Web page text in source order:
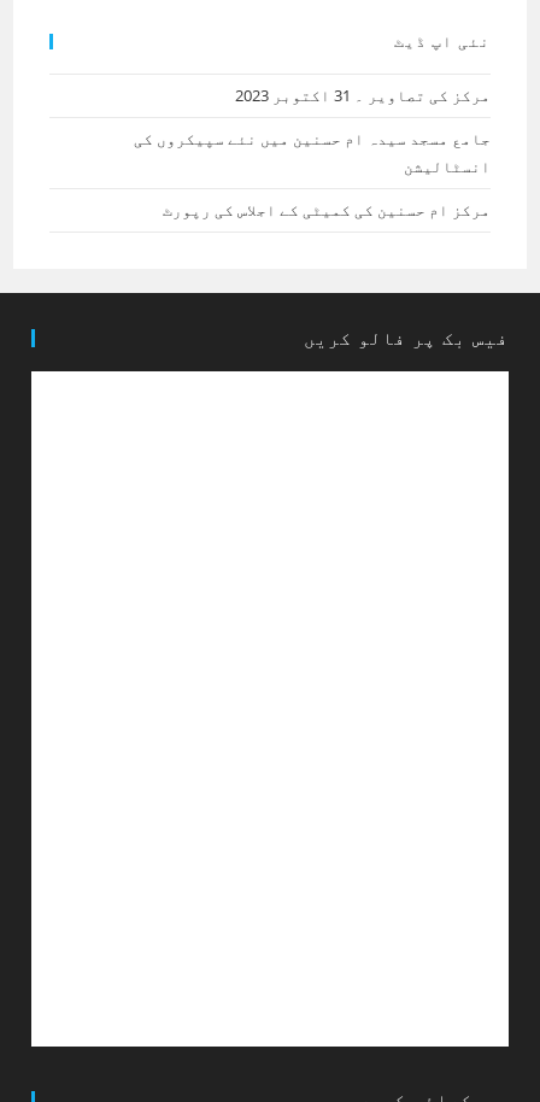
نئی اپ ڈیٹ
مرکز کی تصاویر ۔ 31 اکتوبر 2023
جامع مسجد سیدہ ام حسنین میں نئے سپیکروں کی
انسٹالیشن
مرکز ام حسنین کی کمیٹی کے اجلاس کی رپورٹ
فیس بک پر فالو کریں